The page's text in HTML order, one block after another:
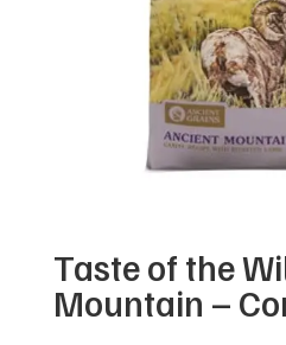
Taste of the
Mountain –